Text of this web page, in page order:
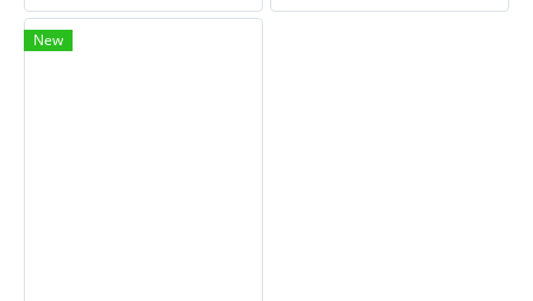
PA++++ ครอบคลุมทั้งรังสี UVA
และ UVB แบบ Broad UV
New